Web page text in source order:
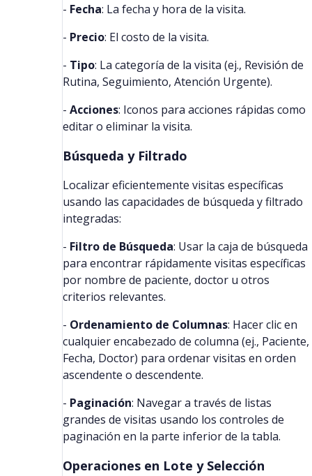
- Fecha: La fecha y hora de la visita.
- Precio: El costo de la visita.
- Tipo: La categoría de la visita (ej., Revisión de
Rutina, Seguimiento, Atención Urgente).
- Acciones: Iconos para acciones rápidas como
editar o eliminar la visita.
Búsqueda y Filtrado
Localizar eficientemente visitas específicas
usando las capacidades de búsqueda y filtrado
integradas:
- Filtro de Búsqueda: Usar la caja de búsqueda
para encontrar rápidamente visitas específicas
por nombre de paciente, doctor u otros
criterios relevantes.
- Ordenamiento de Columnas: Hacer clic en
cualquier encabezado de columna (ej., Paciente,
Fecha, Doctor) para ordenar visitas en orden
ascendente o descendente.
- Paginación: Navegar a través de listas
grandes de visitas usando los controles de
paginación en la parte inferior de la tabla.
Operaciones en Lote y Selección